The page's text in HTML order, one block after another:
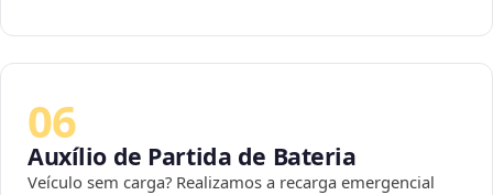
06
Auxílio de Partida de Bateria
Veículo sem carga? Realizamos a recarga emergencial